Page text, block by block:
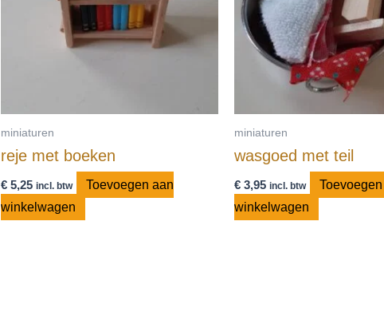
miniaturen
reje met boeken
€ 5,25 incl. btw
Toevoegen aan
winkelwagen
miniaturen
wasgoed met teil
€3,95 incl. btw
winkelwagen